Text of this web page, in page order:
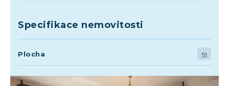
Specifikace nemovitosti
Plocha 51